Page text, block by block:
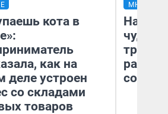
кота в
как на
деле устроен
со складами
товаров
МНЕНИЕ
чудом